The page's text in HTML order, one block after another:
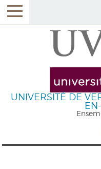
UNIVERSITÉ DE